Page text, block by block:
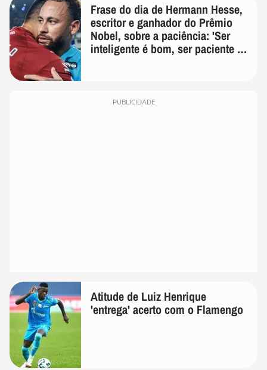
Frase do dia de Hermann Hesse,
escritor e ganhador do Prêmio
Nobel, sobre a paciência: 'Ser
inteligente é bom, ser paciente é
PUBLICIDADE
Atitude de Luiz Henrique
'entrega' acerto com o Flamengo